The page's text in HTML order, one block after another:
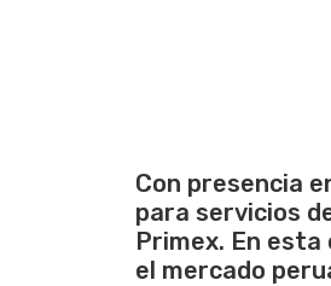
Con presencia
para servicios
Primex. En
el mercado